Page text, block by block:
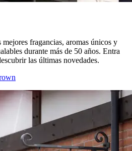
fragancias, aromas únicos y
durante más de 50 años. Entra
las últimas novedades.